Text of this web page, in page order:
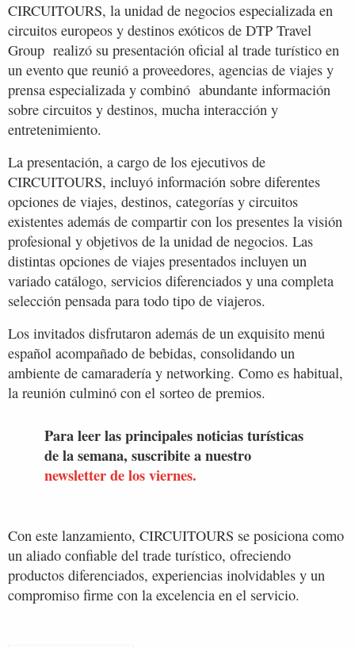
CIRCUITOURS, la unidad de negocios especializada en
circuitos europeos y destinos exóticos de DTP Travel
Group realizó su presentación oficial al trade turístico en
un evento que reunió a proveedores, agencias de viajes y
prensa especializada y combinó abundante información
sobre circuitos y destinos, mucha interacción y
entretenimiento.
La presentación, a cargo de los ejecutivos de
CIRCUITOURS, incluyó información sobre diferentes
opciones de viajes, destinos, categorías y circuitos
existentes además de compartir con los presentes la visión
profesional y objetivos de la unidad de negocios. Las
distintas opciones de viajes presentados incluyen un
variado catálogo, servicios diferenciados y una completa
selección pensada para todo tipo de viajeros.
Los invitados disfrutaron además de un exquisito menú
español acompañado de bebidas, consolidando un
ambiente de camaradería y networking. Como es habitual,
la reunión culminó con el sorteo de premios.
Para leer las principales noticias turísticas
de la semana, suscribite a nuestro
newsletter de los viernes.
Con este lanzamiento, CIRCUITOURS se posiciona como
un aliado confiable del trade turístico, ofreciendo
productos diferenciados, experiencias inolvidables y un
compromiso firme con la excelencia en el servicio.